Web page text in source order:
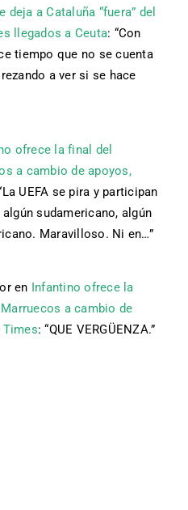
deja a Cataluña “fuera” del
llegados a Ceuta: “Con
tiempo que no se cuenta
a ver si se hace
ofrece la final del
a cambio de apoyos,
La UEFA se pira y participan
sudamericano, algún
Maravilloso. Ni en…”
en Infantino ofrece la
a cambio de
Times: “QUE VERGÜENZA.”